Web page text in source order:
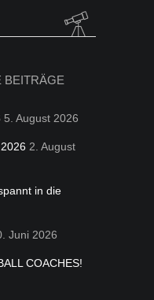
BEITRÄGE
5. August 2026
2. August
in die
Juni 2026
COACHES!